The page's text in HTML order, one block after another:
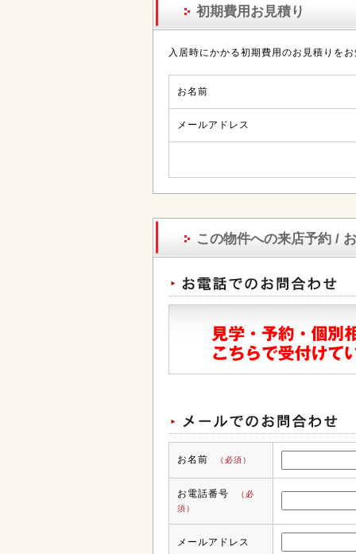
初期費用お見積り
入居時にかかる初期費用のお見積りを
お名前
メールアドレス
この物件への来店予約 /
お名前 （必須）
お電話番号
（必
須）
メールアドレス